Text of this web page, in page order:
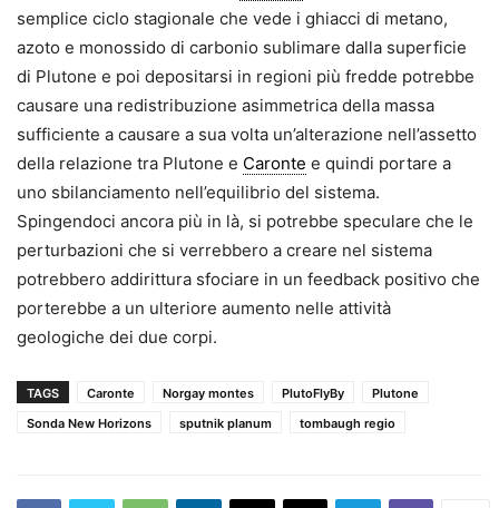
semplice ciclo stagionale che vede i ghiacci di metano,
azoto e monossido di carbonio sublimare dalla superficie
di Plutone e poi depositarsi in regioni più fredde potrebbe
causare una redistribuzione asimmetrica della massa
sufficiente a causare a sua volta un’alterazione nell’assetto
della relazione tra Plutone e Caronte e quindi portare a
uno sbilanciamento nell’equilibrio del sistema.
Spingendoci ancora più in là, si potrebbe speculare che le
perturbazioni che si verrebbero a creare nel sistema
potrebbero addirittura sfociare in un feedback positivo che
porterebbe a un ulteriore aumento nelle attività
geologiche dei due corpi.
TAGS Caronte Norgay montes PlutoFlyBy
Plutone
Sonda New Horizons
sputnik planum tombaugh regio